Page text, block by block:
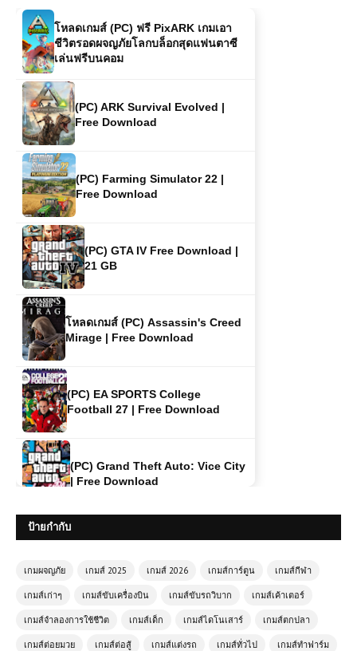
(PC) ARK Survival Evolved |
Free Download
(PC) Farming Simulator 22 |
Free Download
(PC) GTA IV Free Download |
21 GB
โหลดเกมส์ (PC) Assassin's Creed
Mirage | Free Download
(PC) EA SPORTS College
Football 27 | Free Download
(PC) Grand Theft Auto: Vice City
| Free Download
(PC) Black Myth: Wukong Free
Download
(PC) Call of Duty: Modern
Download
ป้ายกำกับ
เกมผจญภัย เกมส์ 2025 เกมส์ 2026 เกมส์การ์ตูน เกมส์กีฬา
เกมส์เก่าๆ เกมส์ขับเครื่องบิน เกมส์ขับรถวิบาก เกมส์เค้าเตอร์
เกมส์จำลองการใช้ชีวิต เกมส์เด็ก เกมส์ไดโนเสาร์ เกมส์ตกปลา
เกมส์ต่อยมวย เกมส์ต่อสู้ เกมส์แต่งรถ เกมส์ทั่วไป เกมส์ทำฟาร์ม